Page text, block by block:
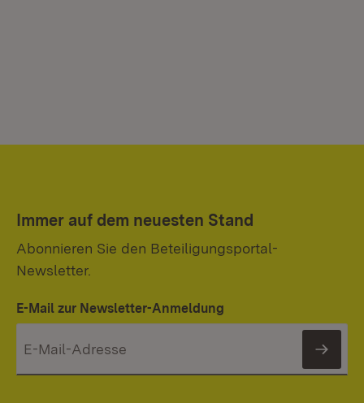
Immer auf dem neuesten Stand
Abonnieren Sie den Beteiligungsportal-
Newsletter.
E-Mail zur Newsletter-Anmeldung